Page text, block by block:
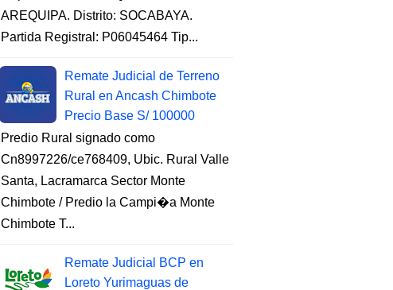
AREQUIPA. Distrito: SOCABAYA.
Partida Registral: P06045464 Tip...
Remate Judicial de Terreno
Rural en Ancash Chimbote
Precio Base S/ 100000
Predio Rural signado como
Cn8997226/ce768409, Ubic. Rural Valle
Santa, Lacramarca Sector Monte
Chimbote / Predio la Campi�a Monte
Chimbote T...
Remate Judicial BCP en
Loreto Yurimaguas de